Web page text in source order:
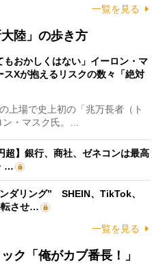
一覧を見る
陸」の歩き方
もおかしくはない」イーロン・マ
スXが抱えるリスクの数々「絶対
上場で史上初の「兆万長者（ト
・マスク氏。…
超】銀行、商社、ゼネコンは最高
…
ダリング” SHEIN、TikTok、
させ…
一覧を見る
ク「俺がカブ番長！」